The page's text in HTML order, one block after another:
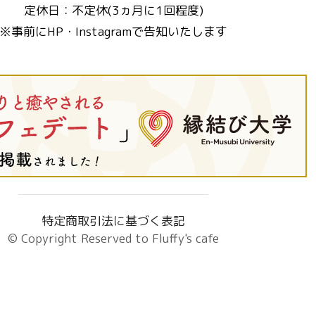
定休日：不定休(3ヵ月に1回程度)
※事前にHP・Instagramで告知いたします
特定商取引法に基づく表記
© Copyright Reserved to Fluffy's cafe